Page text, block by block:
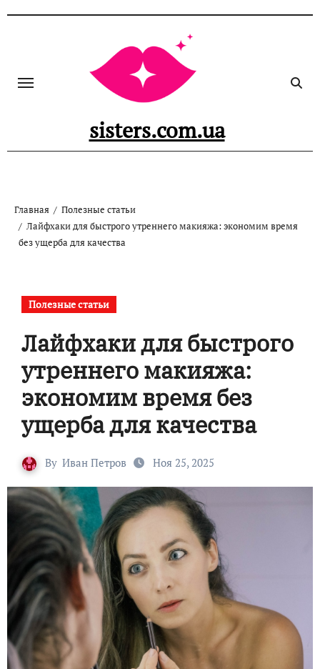
sisters.com.ua
Главная
Полезные статьи
Лайфхаки для быстрого утреннего макияжа: экономим время
без ущерба для качества
Полезные статьи
Лайфхаки для быстрого
утреннего макияжа:
экономим время без
ущерба для качества
By Иван Петров Ноя 25, 2025